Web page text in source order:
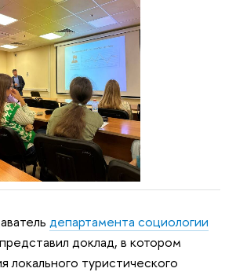
департамента социологии
представил доклад, в котором
локального туристического